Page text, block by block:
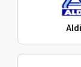
Aldi